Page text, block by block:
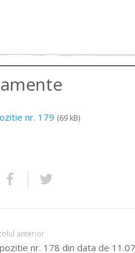
nr. 179 (69 kB)
anterior
nr. 178 din data de